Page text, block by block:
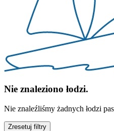
Nie znaleziono łodzi.
Nie znaleźliśmy żadnych łodzi
Zresetuj filtry